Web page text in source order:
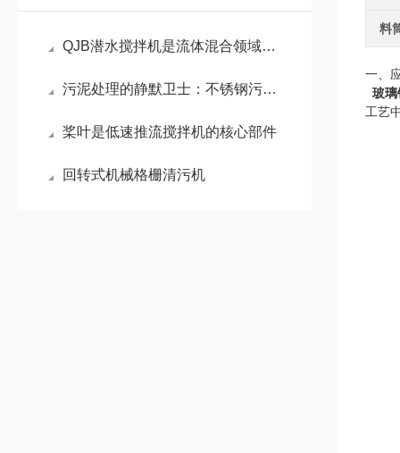
QJB潜水搅拌机是流体混合领域的核心设备
污泥处理的静默卫士：不锈钢污泥回流泵
桨叶是低速推流搅拌机的核心部件
回转式机械格栅清污机
料
一、
玻
工艺